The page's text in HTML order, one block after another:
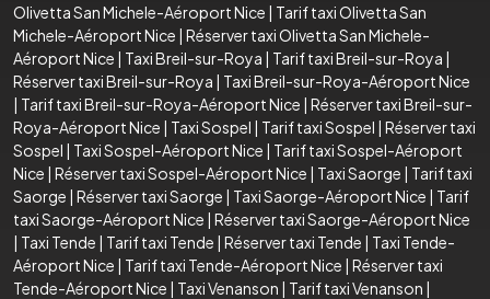
Olivetta San Michele-Aéroport Nice | Tarif taxi Olivetta San
Michele-Aéroport Nice | Réserver taxi Olivetta San Michele-
Aéroport Nice | Taxi Breil-sur-Roya | Tarif taxi Breil-sur-Roya |
Réserver taxi Breil-sur-Roya | Taxi Breil-sur-Roya-Aéroport Nice
| Tarif taxi Breil-sur-Roya-Aéroport Nice | Réserver taxi Breil-sur-
Roya-Aéroport Nice | Taxi Sospel | Tarif taxi Sospel | Réserver taxi
Sospel | Taxi Sospel-Aéroport Nice | Tarif taxi Sospel-Aéroport
Nice | Réserver taxi Sospel-Aéroport Nice | Taxi Saorge | Tarif taxi
Saorge | Réserver taxi Saorge | Taxi Saorge-Aéroport Nice | Tarif
taxi Saorge-Aéroport Nice | Réserver taxi Saorge-Aéroport Nice
| Taxi Tende | Tarif taxi Tende | Réserver taxi Tende | Taxi Tende-
Aéroport Nice | Tarif taxi Tende-Aéroport Nice | Réserver taxi
Tende-Aéroport Nice | Taxi Venanson | Tarif taxi Venanson |